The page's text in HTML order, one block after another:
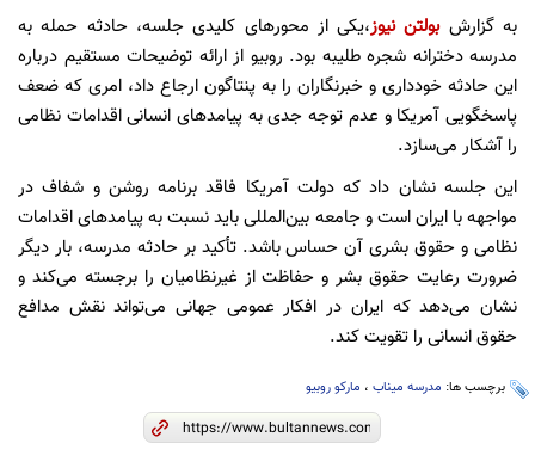
به گزارشبولتن نیوز،یکی از محورهای کلیدی جلسه، حادثه حمله به
مدرسه دخترانه شجره طلیبه بود. روبیو از ارائه توضیحات مستقیم درباره
این حادثه خودداری و خبرنگاران را به پنتاگون ارجاع داد، امری که ضعف
پاسخگویی آمریکا و عدم توجه جدی به پیامدهای انسانی اقدامات نظامی
را آشکار می‌سازد.
این جلسه نشان داد که دولت آمریکا فاقد برنامه روشن و شفاف در
مواجهه با ایران است و جامعه بین‌المللی باید نسبت به پیامدهای اقدامات
نظامی و حقوق بشری آن حساس باشد. تأکید بر حادثه مدرسه، بار دیگر
ضرورت رعایت حقوق بشر و حفاظت از غیرنظامیان را برجسته می‌کند و
نشان می‌دهد که ایران در افکار عمومی جهانی می‌تواند نقش مدافع
حقوق انسانی را تقویت کند.
برچسب ها: مدرسه میناب ، مارکو روبیو